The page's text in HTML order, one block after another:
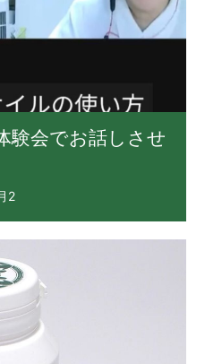
験会でお話しさせ
2